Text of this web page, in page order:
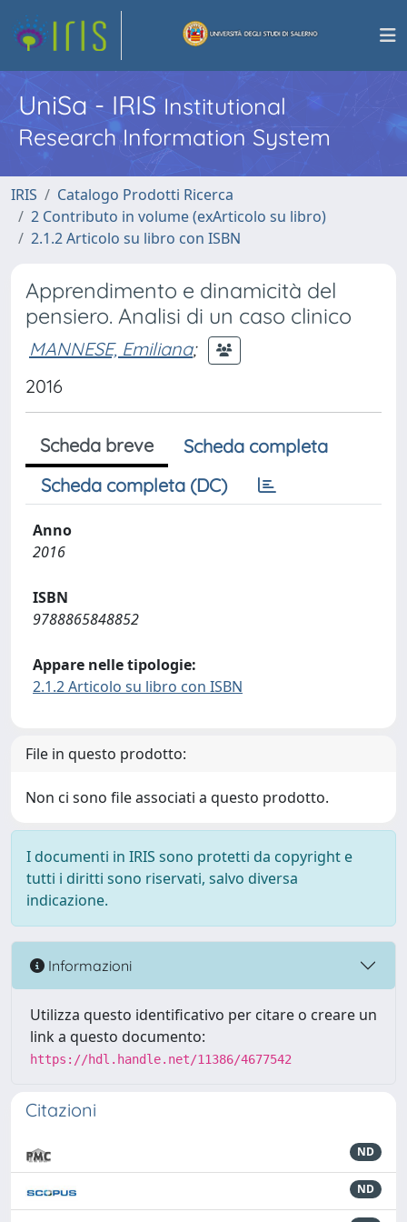
UniSa - IRISInstitutional
Research Information System
IRIS
Catalogo Prodotti Ricerca
2 Contributo in volume (exArticolo su libro)
2.1.2 Articolo su libro con ISBN
Apprendimento e dinamicità del
pensiero. Analisi di un caso clinico
MANNESE, Emiliana;
2016
Scheda breve
Scheda completa
Scheda completa (DC)
Anno
2016
ISBN
9788865848852
Appare nelle tipologie:
2.1.2 Articolo su libro con ISBN
File in questo prodotto:
Non ci sono file associati a questo prodotto.
I documenti in IRIS sono protetti da copyright e
tutti i diritti sono riservati, salvo diversa
indicazione.
Informazioni
Utilizza questo identificativo per citare o creare un
link a questo documento:
https://hdl.handle.net/11386/4677542
Citazioni
ND
ND